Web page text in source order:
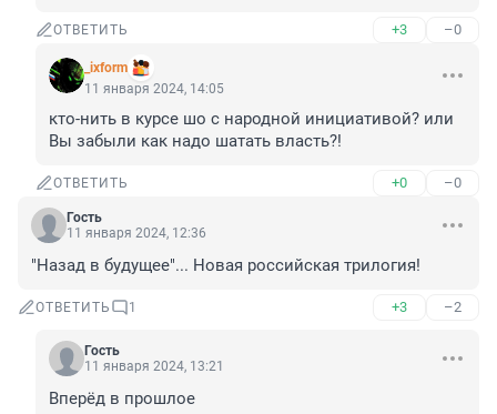
ОТВЕТИТЬ +3 –0
_ixform
11 января 2024, 14:05
кто-нить в курсе шо с народной инициативой? или
Вы забыли как надо шатать власть?!
ОТВЕТИТЬ +0 –0
Гость
11 января 2024, 12:36
"Назад в будущее"... Новая российская трилогия!
ОТВЕТИТЬ 1 +3 –2
Гость
11 января 2024, 13:21
Вперёд в прошлое